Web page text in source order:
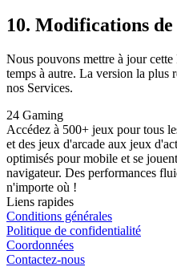
10. Modifications
Nous pouvons mettre à jour
temps à autre. La version la plus
nos Services.
24 Gaming
Accédez à 500+ jeux pour tous
et des jeux d'arcade aux jeux
optimisés pour mobile et se
navigateur. Des performances
n'importe où !
Liens rapides
Conditions générales
Politique de confidentialité
Coordonnées
Contactez-nous